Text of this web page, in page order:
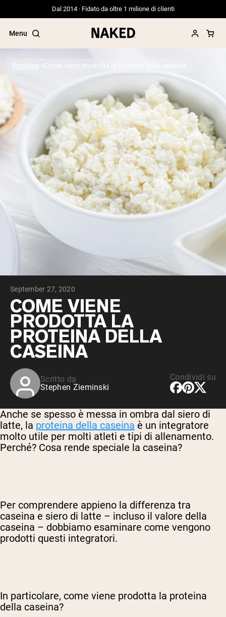
Dal 2014 · Fidato da oltre 1 milione di clienti
Menu
Termini di ricerca popolari
”Protein Powder“
”Overnight Oats“
”Vegan protein“
”Collagen“
”Micellar Casein“
PROTEIN POWDERSBest Seller
Proteina di piselli
Proteine del Siero di Latte da
Allevamento al Pascolo
Whey al cioccolato da latte di mucche
Whey di erba alimentata alla vaniglia
Siero di latte da bovini alimentati a erba
Shop All Protein Powders
VEGAN PROTEINBest Seller
Proteina di piselli
Shop All Vegan Protein
Proteina Come viene prodotta la proteina della caseina
September 27, 2020
COME VIENE
PRODOTTA LA
PROTEINA DELLA
CASEINA
Scritto da
Stephen Zieminski
Condividi su
Anche se spesso è messa in ombra dal siero di
latte, la proteina della caseina è un integratore
molto utile per molti atleti e tipi di allenamento.
Perché? Cosa rende speciale la caseina?
Per comprendere appieno la differenza tra
caseina e siero di latte – incluso il valore della
caseina – dobbiamo esaminare come vengono
prodotti questi integratori.
In particolare, come viene prodotta la proteina
della caseina?